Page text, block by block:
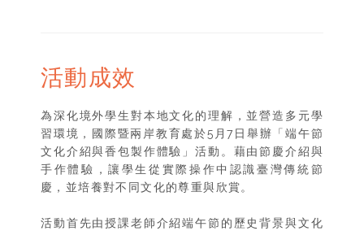
活動成效
為深化境外學生對本地文化的理解，並營造多元學
習環境，國際暨兩岸教育處於5月7日舉辦「端午節
文化介紹與香包製作體驗」活動。藉由節慶介紹與
手作體驗，讓學生從實際操作中認識臺灣傳統節
慶，並培養對不同文化的尊重與欣賞。
活動首先由授課老師介紹端午節的歷史背景與文化